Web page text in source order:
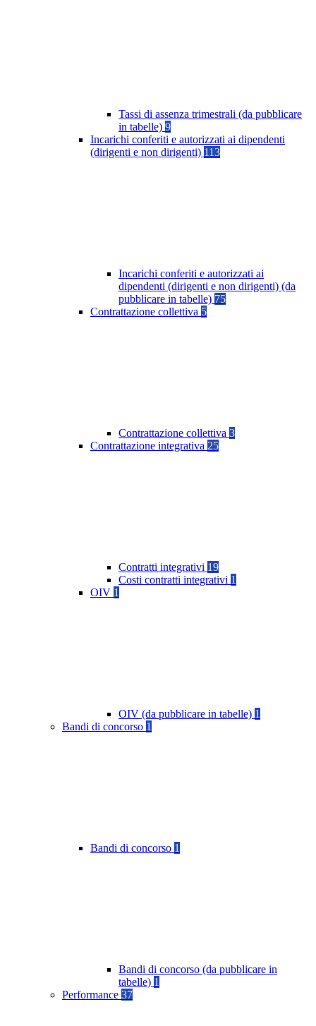
Tassi di assenza trimestrali (da pubblicare
in tabelle) 9
Incarichi conferiti e autorizzati ai dipendenti
(dirigenti e non dirigenti) 113
Incarichi conferiti e autorizzati ai
dipendenti (dirigenti e non dirigenti) (da
pubblicare in tabelle) 75
Contrattazione collettiva 5
Contrattazione collettiva 3
Contrattazione integrativa 25
Contratti integrativi 19
Costi contratti integrativi 1
OIV 1
OIV (da pubblicare in tabelle) 1
Bandi di concorso 1
Bandi di concorso 1
Bandi di concorso (da pubblicare in
tabelle) 1
Performance 37